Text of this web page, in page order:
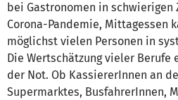
bei Gastronomen in
Corona-Pandemie, Mittagessen
möglichst vielen Personen in
Die Wertschätzung vieler
der Not. Ob KassiererInnen an
Supermarktes, BusfahrerInnen,